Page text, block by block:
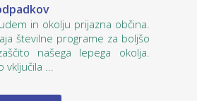
in okolju prijazna občina.
številne programe za boljšo
našega lepega okolja.
vključila ...